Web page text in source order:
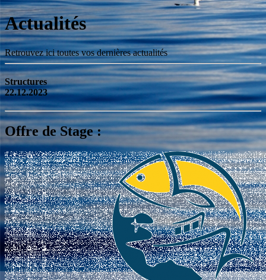
Actualités
Retrouvez ici toutes vos dernières actualités
Structures
22.12.2023
Offre de Stage :